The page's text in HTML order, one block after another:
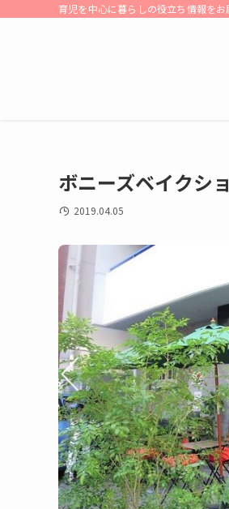
育児を中心に暮らしの役立ち情報を
ボニーズベイクシ
2019.04.05